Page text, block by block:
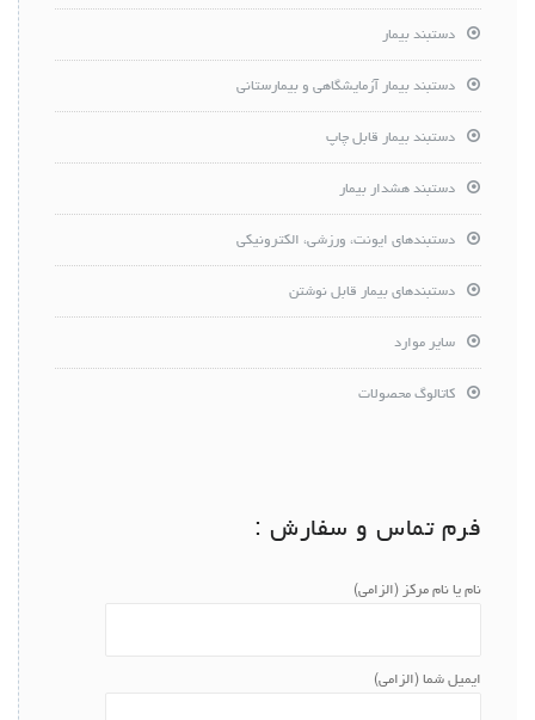
دستبند بیمار
دستبند بیمار آزمایشگاهی و بیمارستانی
دستبند بیمار قابل چاپ
دستبند هشدار بیمار
دستبندهای ایونت، ورزشی، الکترونیکی
دستبندهای بیمار قابل نوشتن
سایر موارد
کاتالوگ محصولات
فرم تماس و سفارش :
نام یا نام مرکز (الزامی)
ایمیل شما (الزامی)